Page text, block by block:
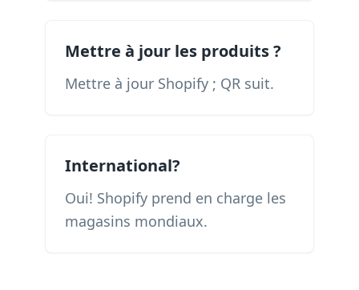
Mettre à jour les produits ?
Mettre à jour Shopify ; QR suit.
International?
Oui! Shopify prend en charge les
magasins mondiaux.